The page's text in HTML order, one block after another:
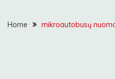
Home mikroautobusų